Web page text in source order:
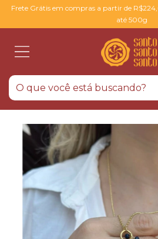
Frete Grátis em compras a partir de
até 500g